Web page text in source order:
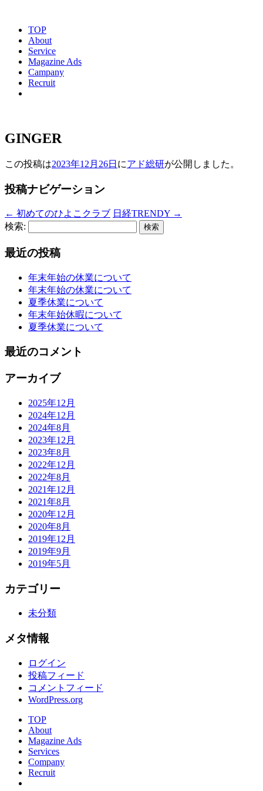
TOP
About
Service
Magazine Ads
Campany
Recruit
GINGER
この投稿は2023年12月26日 にアド総研が公開しました 。
投稿ナビゲーション
← 初めてのひよこクラブ 日経TRENDY →
検索:
最近の投稿
年末年始の休業について
年末年始の休業について
夏季休業について
年末年始休暇について
夏季休業について
最近のコメント
アーカイブ
2025年12月
2024年12月
2024年8月
2023年12月
2023年8月
2022年12月
2022年8月
2021年12月
2021年8月
2020年12月
2020年8月
2019年12月
2019年9月
2019年5月
カテゴリー
未分類
メタ情報
ログイン
投稿フィード
コメントフィード
WordPress.org
TOP
About
Magazine Ads
Services
Company
Recruit